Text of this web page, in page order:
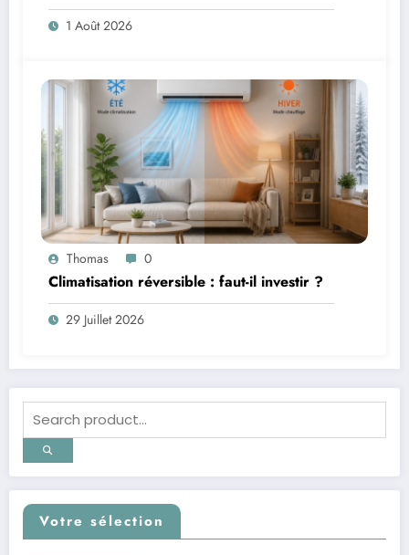
1 Août 2026
Thomas 0
Climatisation réversible : faut-il investir ?
29 Juillet 2026
Votre sélection